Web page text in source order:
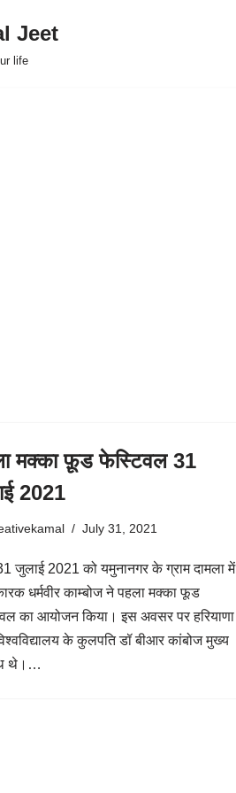
Jeet
life
मक्का फ़ूड फेस्टिवल 31
2021
July 31, 2021
जुलाई 2021 को यमुनानगर के ग्राम दामला में
धर्मवीर काम्बोज ने पहला मक्का फूड
का आयोजन किया। इस अवसर पर हरियाणा
के कुलपति डॉ बीआर कांबोज मुख्य
थे।…